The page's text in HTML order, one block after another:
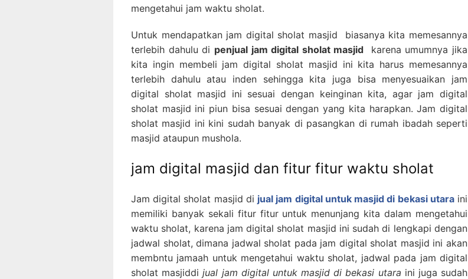
mengetahui jam waktu sholat.
Untuk mendapatkan jam digital sholat masjid biasanya kita memesannya
terlebih dahulu di penjual jam digital sholat masjid
karena umumnya jika
kita ingin membeli jam digital sholat masjid ini kita harus memesannya
terlebih dahulu atau inden sehingga kita juga bisa menyesuaikan jam
digital sholat masjid ini sesuai dengan keinginan kita, agar jam digital
sholat masjid ini piun bisa sesuai dengan yang kita harapkan. Jam digital
sholat masjid ini kini sudah banyak di pasangkan di rumah ibadah seperti
masjid ataupun mushola.
jam digital masjid dan fitur fitur waktu sholat
Jam digital sholat masjid di jual jam digital untuk masjid di bekasi utaraini
memiliki banyak sekali fitur fitur untuk menunjang kita dalam mengetahui
waktu sholat, karena jam digital sholat masjid ini sudah di lengkapi dengan
jadwal sholat, dimana jadwal sholat pada jam digital sholat masjid ini akan
membntu jamaah untuk mengetahui waktu sholat, jadwal pada jam digital
sholat masjiddijual jam digital untuk masjid di bekasi utara ini juga sudah